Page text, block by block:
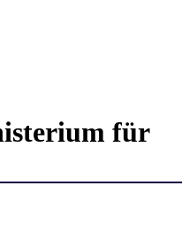
für